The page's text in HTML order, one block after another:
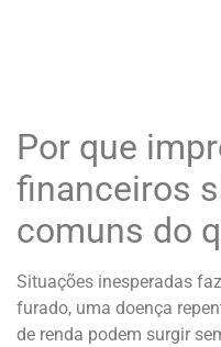
Por que
financeiros
comuns do
Situações inesperadas
furado, uma doença
de renda podem surgir